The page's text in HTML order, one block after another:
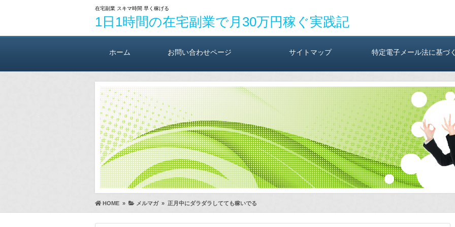
在宅副業 スキマ時間 早く稼げる
1日1時間の在宅副業で月30万円稼ぐ実践記
ホーム お問い合わせページ サイトマップ 特定電子メール法に基づ
HOME » メルマガ» 正月中にダラダラしてても稼いでる